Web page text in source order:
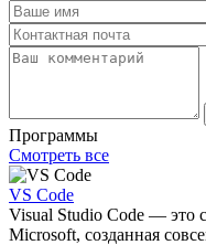
Программы
Смотреть все
VS Code
Visual Studio Code — это
Microsoft, созданная